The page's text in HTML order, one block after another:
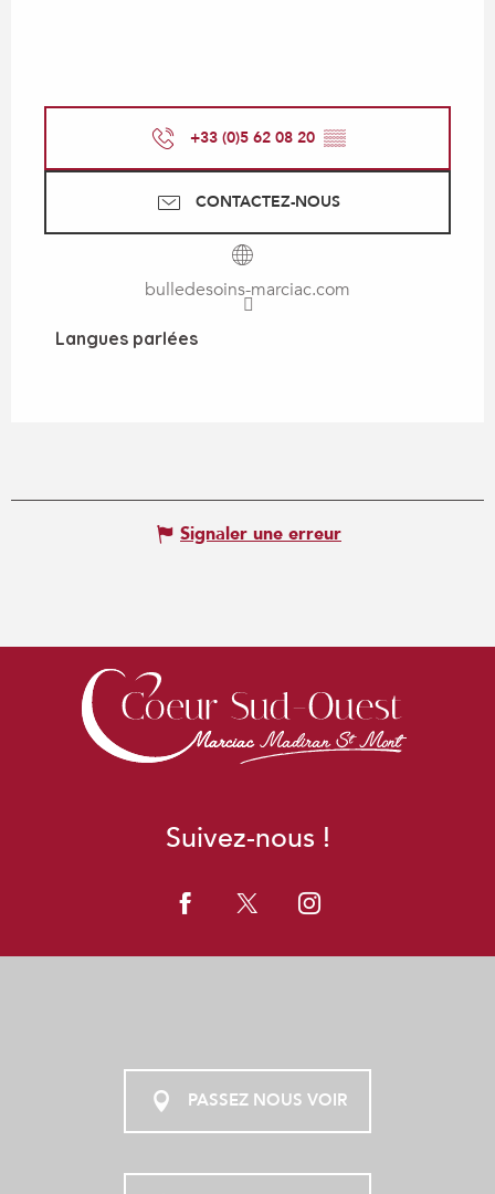
+33 (0)5 62 08 20 ▒▒
CONTACTEZ-NOUS
bulledesoins-marciac.com
Langues parlées
Langues parlées
Signaler une erreur
Suivez-nous !
PASSEZ NOUS VOIR